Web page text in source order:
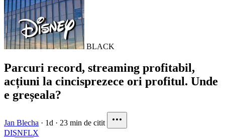
BLACK
Parcuri record, streaming profitabil,
acțiuni la cincisprezece ori profitul. Unde
e greșeala?
Jan Blecha · 1d · 23 min de citit
DISNFLX